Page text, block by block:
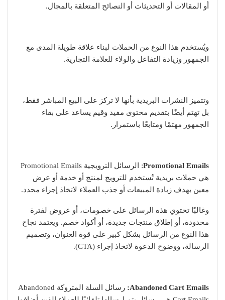
أو المقالات أو التحديثات أو النصائح المتعلقة بالمجال.
ويُستخدم هذا النوع من الحملات لبناء علاقة طويلة المدى مع
الجمهور وزيادة التفاعل والولاء للعلامة التجارية.
وتتميز النشرات البريدية بأنها لا تركز على البيع المباشر فقط،
بل تهتم أيضًا بتقديم محتوى مفيد وقيم يساعد على بقاء
الجمهور مهتمًا ومتابعًا باستمرار.
Promotional Emails
: الرسائل الترويجية Promotional Emails
هي حملات بريدية تُستخدم للترويج لمنتج أو خدمة أو عرض
معين بهدف زيادة المبيعات أو جذب العملاء لاتخاذ إجراء محدد.
وغالبًا تحتوي هذه الرسائل على خصومات، أو عروض لفترة
محدودة، أو إطلاق منتجات جديدة، أو أكواد خصم. ويعتمد نجاح
هذا النوع من الرسائل بشكل كبير على قوة العنوان، وتصميم
الرسالة، ووضوح الدعوة لاتخاذ إجراء (CTA).
Abandoned Cart Emails:
رسائل السلة المتروكة Abandoned